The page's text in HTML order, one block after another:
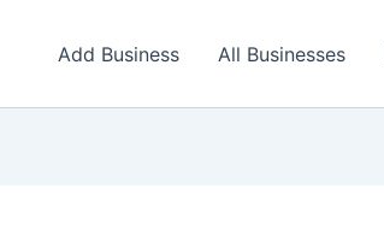
Add Business All Businesses